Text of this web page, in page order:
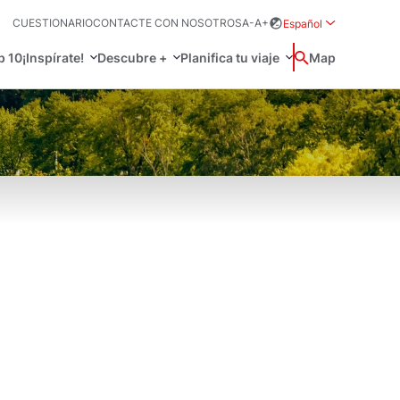
CUESTIONARIOCONTACTE CON NOSOTROSA-A+
Español
10¡Inspírate! Descubre + Planifica tu viaje Buscar
Map
Français